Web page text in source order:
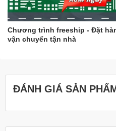
Chương trình freeship - Đặt
vận chuyển tận nhà
ĐÁNH GIÁ SẢN